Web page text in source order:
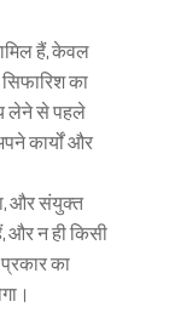
हैं, केवल
का
लेने से पहले
कार्यों और
और संयुक्त
और न ही किसी
का